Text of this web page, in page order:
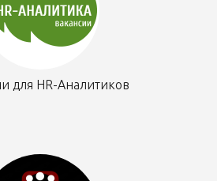
для HR-Аналитиков